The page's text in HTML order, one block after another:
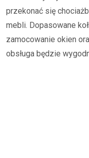
przekonać się
mebli. Dopasowane
zamocowanie okien
obsługa będzie